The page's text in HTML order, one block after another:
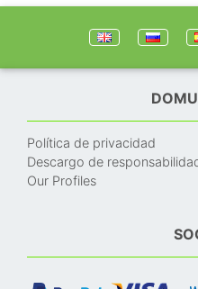
Política de privacidad
Descargo de
Our Profiles